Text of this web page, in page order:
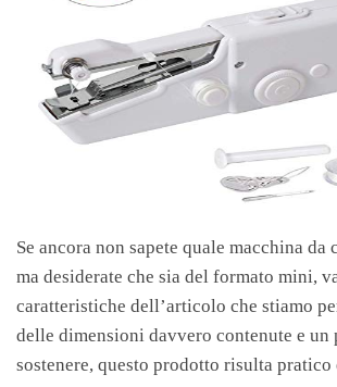
Se ancora non sapete quale macchina da
ma desiderate che sia del formato mini,
caratteristiche dell’articolo che stiamo
delle dimensioni davvero contenute e un
sostenere, questo prodotto risulta pratico